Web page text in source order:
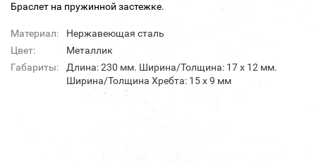
Браслет на пружинной застежке.
Материал:
Нержавеющая сталь
Цвет:
Металлик
Габариты:
Длина: 230 мм. Ширина/Толщина: 17 х 12 мм.
Ширина/Толщина Хребта: 15 х 9 мм